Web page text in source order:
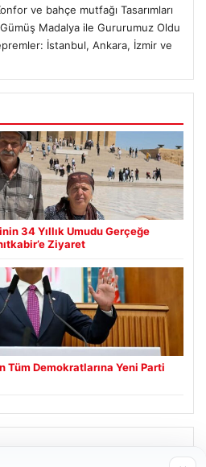
ve bahçe mutfağı Tasarımları
Gümüş Madalya ile Gururumuz Oldu
İstanbul, Ankara, İzmir ve
34 Yıllık Umudu Gerçeğe
Ziyaret
Tüm Demokratlarına Yeni Parti